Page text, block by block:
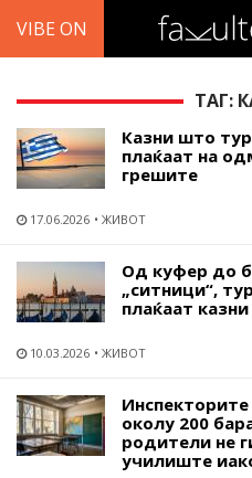
VIBE ON
ТАГ:
Казни што
плаќаат на
грешите
17.06.2026 ЖИВОТ
Од куфер до
„ситници“,
плаќаат
10.03.2026 ЖИВОТ
околу 200
родители не
училиште